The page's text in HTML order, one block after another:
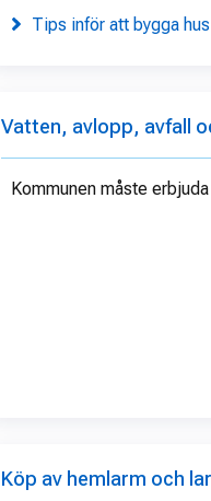
Tips inför att bygga hus
Vatten, avlopp, avfall
Kommunen måste
Köp av hemlarm och